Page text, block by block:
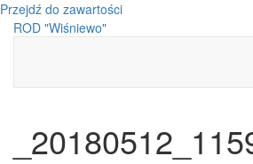
Przejdź do zawartości
ROD "Wiśniewo"